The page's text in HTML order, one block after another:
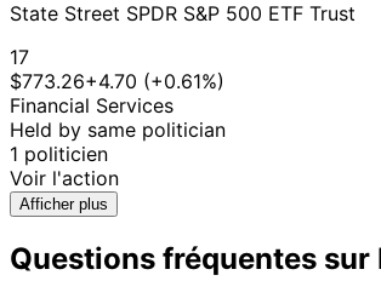
State Street SPDR S&P 500 ETF Trust
17
$773.26+4.70 (+0.61%)
Financial Services
Held by same politician
1 politicien
Voir l'action
Afficher plus
Questions fréquentes sur